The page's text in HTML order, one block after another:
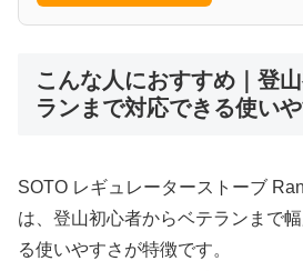
こんな人におすすめ｜登
ランまで対応できる使い
SOTO レギュレーターストーブ
は、登山初心者からベテランまで
る使いやすさが特徴です。